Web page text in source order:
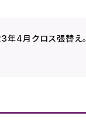
年4月クロス張替え。